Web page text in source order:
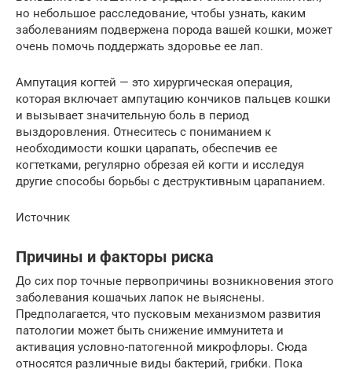
но небольшое расследование, чтобы узнать, каким
заболеваниям подвержена порода вашей кошки, может
очень помочь поддержать здоровье ее лап.
Ампутация когтей — это хирургическая операция,
которая включает ампутацию кончиков пальцев кошки
и вызывает значительную боль в период
выздоровления. Отнеситесь с пониманием к
необходимости кошки царапать, обеспечив ее
когтетками, регулярно обрезая ей когти и исследуя
другие способы борьбы с деструктивным царапанием.
Источник
Причины и факторы риска
До сих пор точные первопричины возникновения этого
заболевания кошачьих лапок не выяснены.
Предполагается, что пусковым механизмом развития
патологии может быть снижение иммунитета и
активация условно-патогенной микрофлоры. Сюда
относятся различные виды бактерий, грибки. Пока